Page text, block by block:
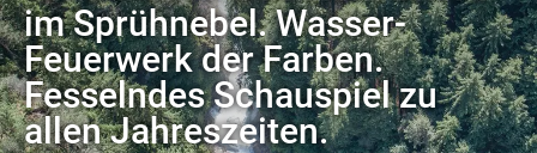
im Sprühnebel. Wasser-
Feuerwerk der Farben.
Fesselndes Schauspiel zu
allen Jahreszeiten.